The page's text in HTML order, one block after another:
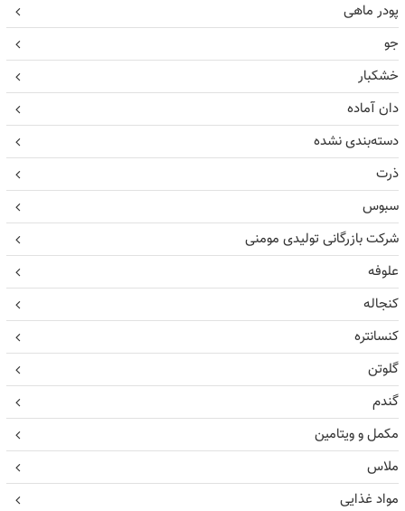
پودر ماهی
جو
خشکبار
دان آماده
دسته‌بندی نشده
ذرت
سبوس
شرکت بازرگانی تولیدی مومنی
علوفه
کنجاله
کنسانتره
گلوتن
گندم
مکمل و ویتامین
ملاس
مواد غذایی